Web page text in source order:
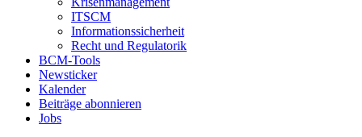
ITSCM
Informationssicherheit
Recht und Regulatorik
BCM-Tools
Newsticker
Kalender
Beiträge abonnieren
Jobs